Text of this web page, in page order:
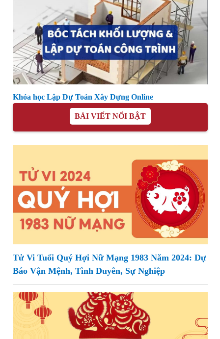
Khóa học Lập Dự Toán Xây Dựng Online
BÀI VIẾT NỔI BẬT
Tử Vi Tuổi Quý Hợi Nữ Mạng 1983 Năm 2024: Dự
Báo Vận Mệnh, Tình Duyên, Sự Nghiệp